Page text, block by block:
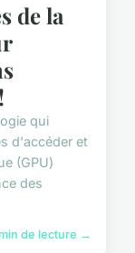
de la
qui
d'accéder et
(GPU)
des
de lecture →